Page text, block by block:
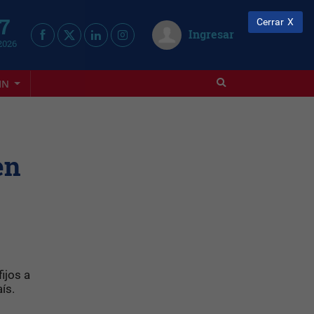
Ingresar
a
Cerrar